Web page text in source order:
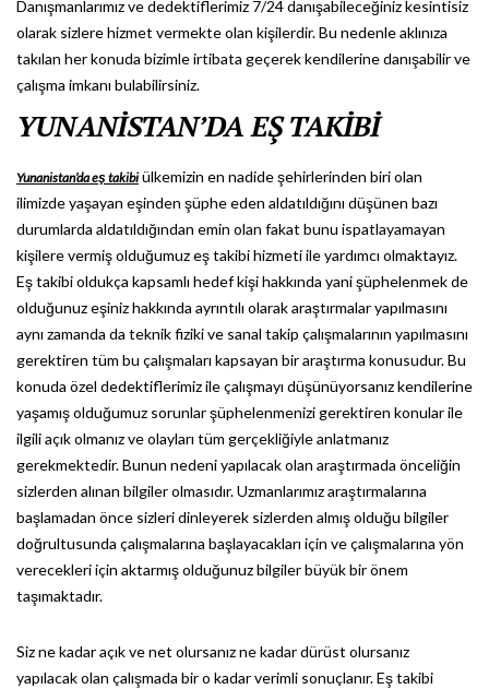
Danışmanlarımız ve dedektiflerimiz 7/24 danışabileceğiniz kesintisiz
olarak sizlere hizmet vermekte olan kişilerdir. Bu nedenle aklınıza
takılan her konuda bizimle irtibata geçerek kendilerine danışabilir ve
çalışma imkanı bulabilirsiniz.
YUNANİSTAN’DA EŞ TAKİBİ
Yunanistan’da eş takibiülkemizin en nadide şehirlerinden biri olan
ilimizde yaşayan eşinden şüphe eden aldatıldığını düşünen bazı
durumlarda aldatıldığından emin olan fakat bunu ispatlayamayan
kişilere vermiş olduğumuz eş takibi hizmeti ile yardımcı olmaktayız.
Eş takibi oldukça kapsamlı hedef kişi hakkında yani şüphelenmek de
olduğunuz eşiniz hakkında ayrıntılı olarak araştırmalar yapılmasını
aynı zamanda da teknik fiziki ve sanal takip çalışmalarının yapılmasını
gerektiren tüm bu çalışmaları kapsayan bir araştırma konusudur. Bu
konuda özel dedektiflerimiz ile çalışmayı düşünüyorsanız kendilerine
yaşamış olduğumuz sorunlar şüphelenmenizi gerektiren konular ile
ilgili açık olmanız ve olayları tüm gerçekliğiyle anlatmanız
gerekmektedir. Bunun nedeni yapılacak olan araştırmada önceliğin
sizlerden alınan bilgiler olmasıdır. Uzmanlarımız araştırmalarına
başlamadan önce sizleri dinleyerek sizlerden almış olduğu bilgiler
doğrultusunda çalışmalarına başlayacakları için ve çalışmalarına yön
verecekleri için aktarmış olduğunuz bilgiler büyük bir önem
taşımaktadır.
Siz ne kadar açık ve net olursanız ne kadar dürüst olursanız
yapılacak olan çalışmada bir o kadar verimli sonuçlanır. Eş takibi